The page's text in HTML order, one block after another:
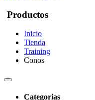
Productos
Inicio
Tienda
Training
Conos
Categorias